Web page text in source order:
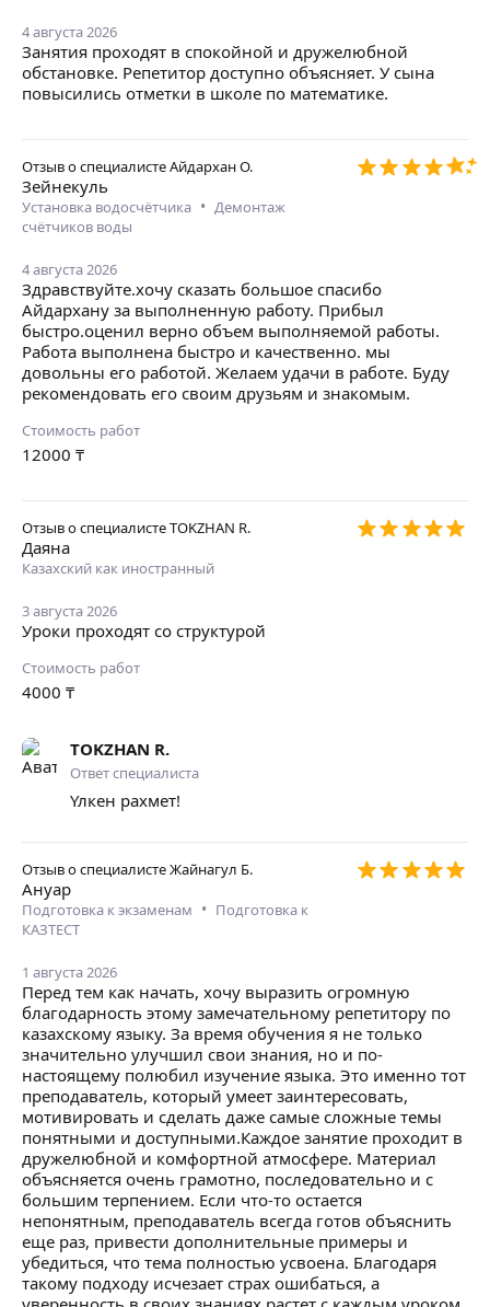
4 августа 2026
Занятия проходят в спокойной и дружелюбной
обстановке. Репетитор доступно объясняет. У сына
повысились отметки в школе по математике.
Отзыв о специалистеАйдархан О.
Зейнекуль
Установка водосчётчика • Демонтаж
счётчиков воды
4 августа 2026
Здравствуйте.хочу сказать большое спасибо
Айдархану за выполненную работу. Прибыл
быстро.оценил верно объем выполняемой работы.
Работа выполнена быстро и качественно. мы
довольны его работой. Желаем удачи в работе. Буду
рекомендовать его своим друзьям и знакомым.
Стоимость работ
12000 ₸
Отзыв о специалистеTOKZHAN R.
Даяна
Казахский как иностранный
3 августа 2026
Уроки проходят со структурой
Стоимость работ
4000 ₸
TOKZHAN R.
Ответ специалиста
Үлкен рахмет!
Отзыв о специалистеЖайнагул Б.
Ануар
Подготовка к экзаменам • Подготовка к
КАЗТЕСТ
1 августа 2026
Перед тем как начать, хочу выразить огромную
благодарность этому замечательному репетитору по
казахскому языку. За время обучения я не только
значительно улучшил свои знания, но и по-
настоящему полюбил изучение языка. Это именно тот
преподаватель, который умеет заинтересовать,
мотивировать и сделать даже самые сложные темы
понятными и доступными.Каждое занятие проходит в
дружелюбной и комфортной атмосфере. Материал
объясняется очень грамотно, последовательно и с
большим терпением. Если что-то остается
непонятным, преподаватель всегда готов объяснить
еще раз, привести дополнительные примеры и
убедиться, что тема полностью усвоена. Благодаря
такому подходу исчезает страх ошибаться, а